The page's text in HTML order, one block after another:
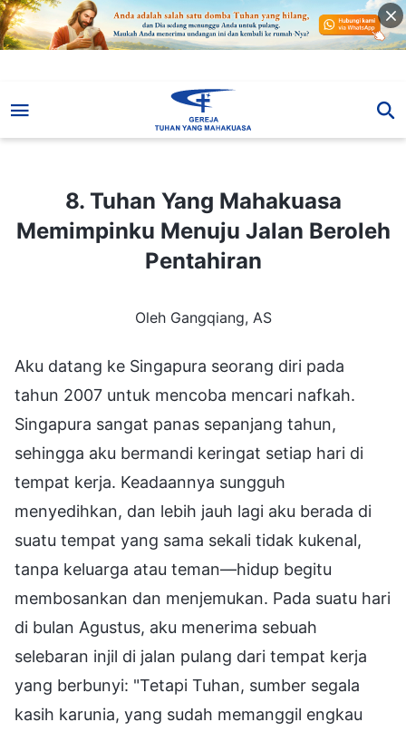
8. Tuhan Yang Mahakuasa
Memimpinku Menuju Jalan Beroleh
Pentahiran
Oleh Gangqiang, AS
Aku datang ke Singapura seorang diri pada
tahun 2007 untuk mencoba mencari nafkah.
Singapura sangat panas sepanjang tahun,
sehingga aku bermandi keringat setiap hari di
tempat kerja. Keadaannya sungguh
menyedihkan, dan lebih jauh lagi aku berada di
suatu tempat yang sama sekali tidak kukenal,
tanpa keluarga atau teman—hidup begitu
membosankan dan menjemukan. Pada suatu hari
di bulan Agustus, aku menerima sebuah
selebaran injil di jalan pulang dari tempat kerja
yang berbunyi: "Tetapi Tuhan, sumber segala
kasih karunia, yang sudah memanggil engkau